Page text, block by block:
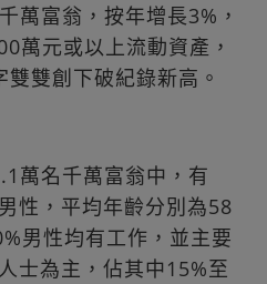
萬富翁，按年增長3%，
萬元或以上流動資產，
雙創下破紀錄新高。
萬名千萬富翁中，有
性，平均年齡分別為58
男性均有工作，並主要
士為主，佔其中15%至